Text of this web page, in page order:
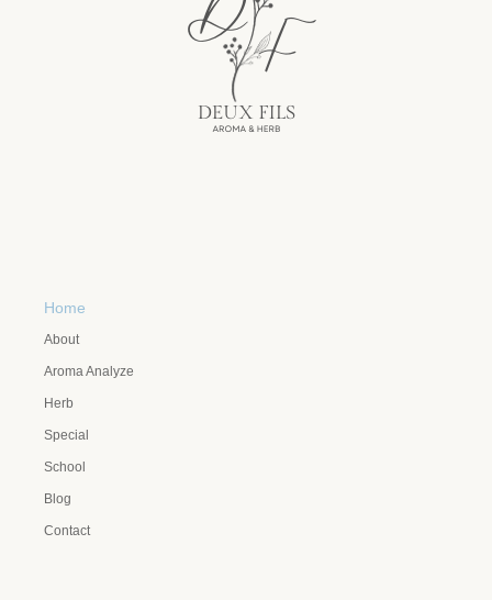
Home
About
Aroma Analyze
Herb
Special
School
Blog
Contact